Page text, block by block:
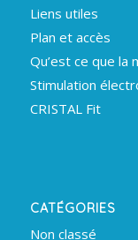
Liens utiles
Plan et accès
Qu’est ce que la
Stimulation
CRISTAL Fit
CATÉGORIES
Non classé